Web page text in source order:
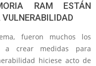
RAM ESTÁN
VULNERABILIDAD
fueron muchos los
a crear medidas para
hiciese acto de